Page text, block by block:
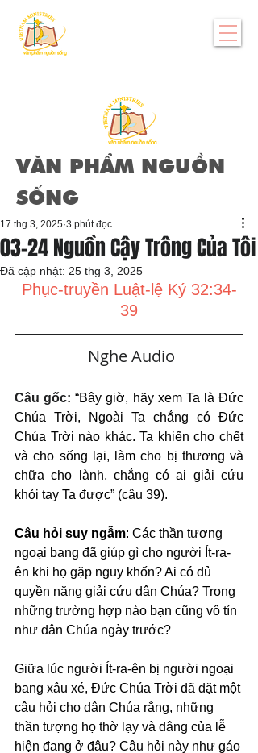
VĂN PHẨM NGUỒN
SỐNG
03-24 Nguồn Cậy Trông Của Tôi
17 thg 3, 2025 3 phút đọc
Đã cập nhật: 25 thg 3, 2025
Phục-truyền Luật-lệ Ký 32:34-
39
   Nghe Audio
Câu gốc: “Bây giờ, hãy xem Ta là Đức
Chúa Trời, Ngoài Ta chẳng có Đức
Chúa Trời nào khác. Ta khiến cho chết
và cho sống lại, làm cho bị thương và
chữa cho lành, chẳng có ai giải cứu
khỏi tay Ta được” (câu 39).
Câu hỏi suy ngẫm: Các thần tượng
ngoại bang đã giúp gì cho người Ít-ra-
ên khi họ gặp nguy khốn? Ai có đủ
quyền năng giải cứu dân Chúa? Trong
những trường hợp nào bạn cũng vô tín
như dân Chúa ngày trước?
Giữa lúc người Ít-ra-ên bị người ngoại
bang xâu xé, Đức Chúa Trời đã đặt một
câu hỏi cho dân Chúa rằng, những
thần tượng họ thờ lạy và dâng của lễ
hiện đang ở đâu? Câu hỏi này như gáo